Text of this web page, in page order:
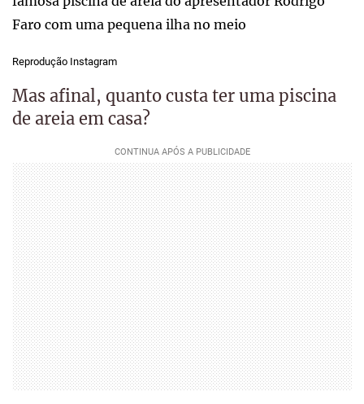
Faro com uma pequena ilha no meio
Reprodução Instagram
Mas afinal, quanto custa ter uma piscina
de areia em casa?